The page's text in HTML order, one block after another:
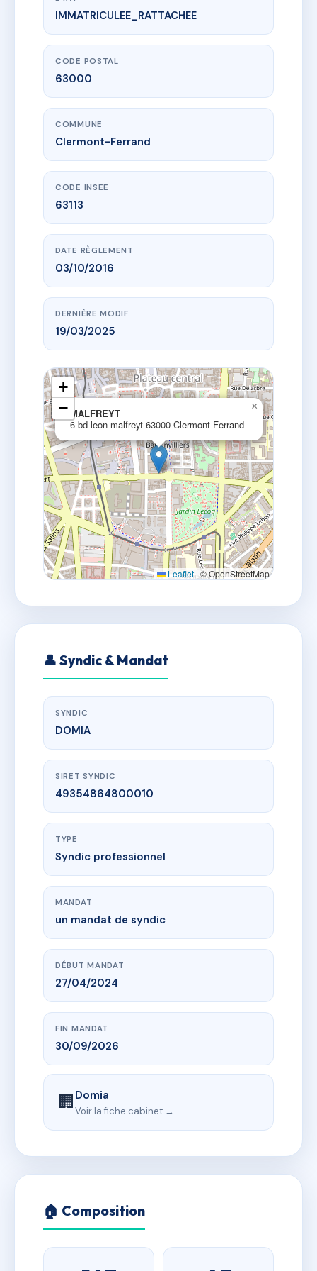
www.vme.plus/AB1778323
MALFREYT
6 bd leon malfreyt63000 Clermont-Ferrand
IMMATRICULEE_RATTACHEE
CODE POSTAL
63000
COMMUNE
Clermont-Ferrand
CODE INSEE
63113
DATE RÈGLEMENT
03/10/2016
DERNIÈRE MODIF.
19/03/2025
MALFREYT
6 bd leon malfreyt 63000 Clermont-Ferrand
×
+
−
Leaflet |© OpenStreetMap
👤 Syndic & Mandat
SYNDIC
DOMIA
SIRET SYNDIC
49354864800010
TYPE
Syndic professionnel
MANDAT
un mandat de syndic
DÉBUT MANDAT
27/04/2024
FIN MANDAT
30/09/2026
🏢Domia
Voir la fiche cabinet →
🏠 Composition